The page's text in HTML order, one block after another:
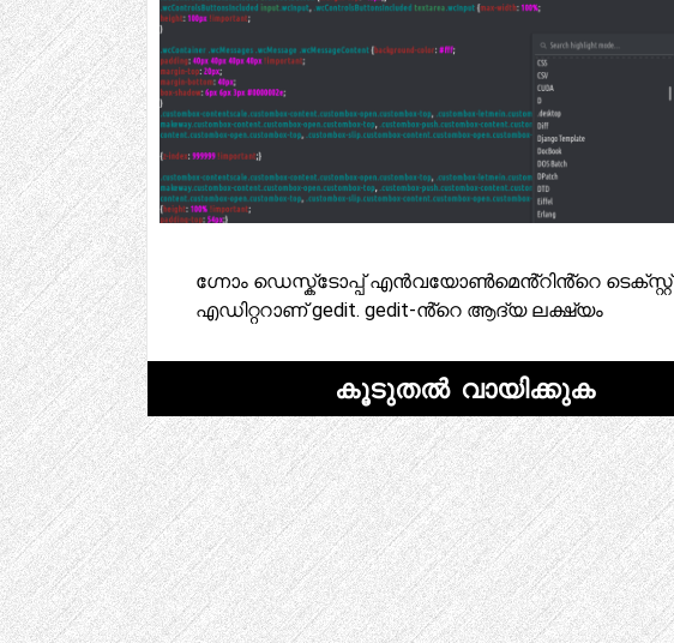
ഗ്നോം ഡെസ്ക്ടോപ്പ് എൻവയോൺമെൻ്റിൻ്റെ ടെക്സ്റ്റ്
എഡിറ്ററാണ് gedit. gedit-ൻ്റെ ആദ്യ ലക്ഷ്യം
കൂടുതൽ വായിക്കുക